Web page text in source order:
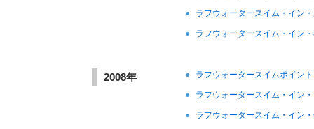
● ラフウォータースイム・イン
● ラフウォータースイム・イン
2008年 ● ラフウォータースイムポイン
● ラフウォータースイム・イン
● ラフウォータースイム・イン